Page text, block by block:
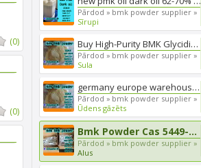
(0)
(0)
Pārdod » bmk powder supplier »
Sīrupi
Buy High-Purity BMK Glycidic A...
Pārdod » bmk powder supplier »
Sula
germany europe warehouse new ...
Pārdod » bmk powder supplier »
Ūdens gāzēts
Bmk Powder Cas 5449-12-7 at Be...
Pārdod » bmk powder supplier »
Alus